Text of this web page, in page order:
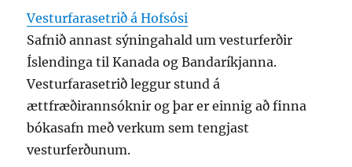
Vesturfarasetrið á Hofsósi
Safnið annast sýningahald um vesturferðir
Íslendinga til Kanada og Bandaríkjanna.
Vesturfarasetrið leggur stund á
ættfræðirannsóknir og þar er einnig að finna
bókasafn með verkum sem tengjast
vesturferðunum.